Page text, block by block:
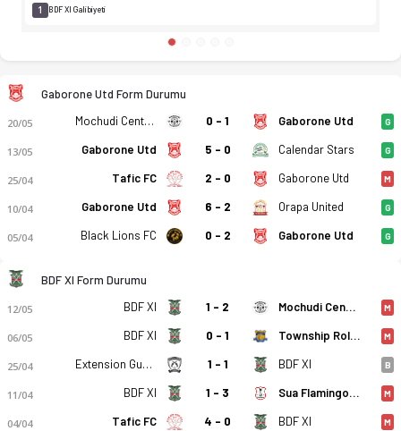
1 BDF XI Galibiyeti
Gaborone Utd Form Durumu
20/05 Mochudi Centre Chiefs 0 - 1 Gaborone Utd G
13/05 Gaborone Utd 5 - 0 Calendar Stars G
25/04 Tafic FC 2 - 0 Gaborone Utd M
10/04 Gaborone Utd 6 - 2 Orapa United G
05/04 Black Lions FC 0 - 2 Gaborone Utd G
BDF XI Form Durumu
12/05 BDF XI 1 - 2 Mochudi Centre Chiefs M
06/05 BDF XI 0 - 1 Township Rollers M
25/04 Extension Gunners 1 - 1 BDF XI B
11/04 BDF XI 1 - 3 Sua Flamingoes M
04/04 Tafic FC 4 - 0 BDF XI M